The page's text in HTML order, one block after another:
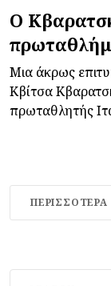
Ο
Μια άκρως
Κβίτσα
πρωταθλητής
ΠΕΡΙΣΣΌΤΕΡΑ